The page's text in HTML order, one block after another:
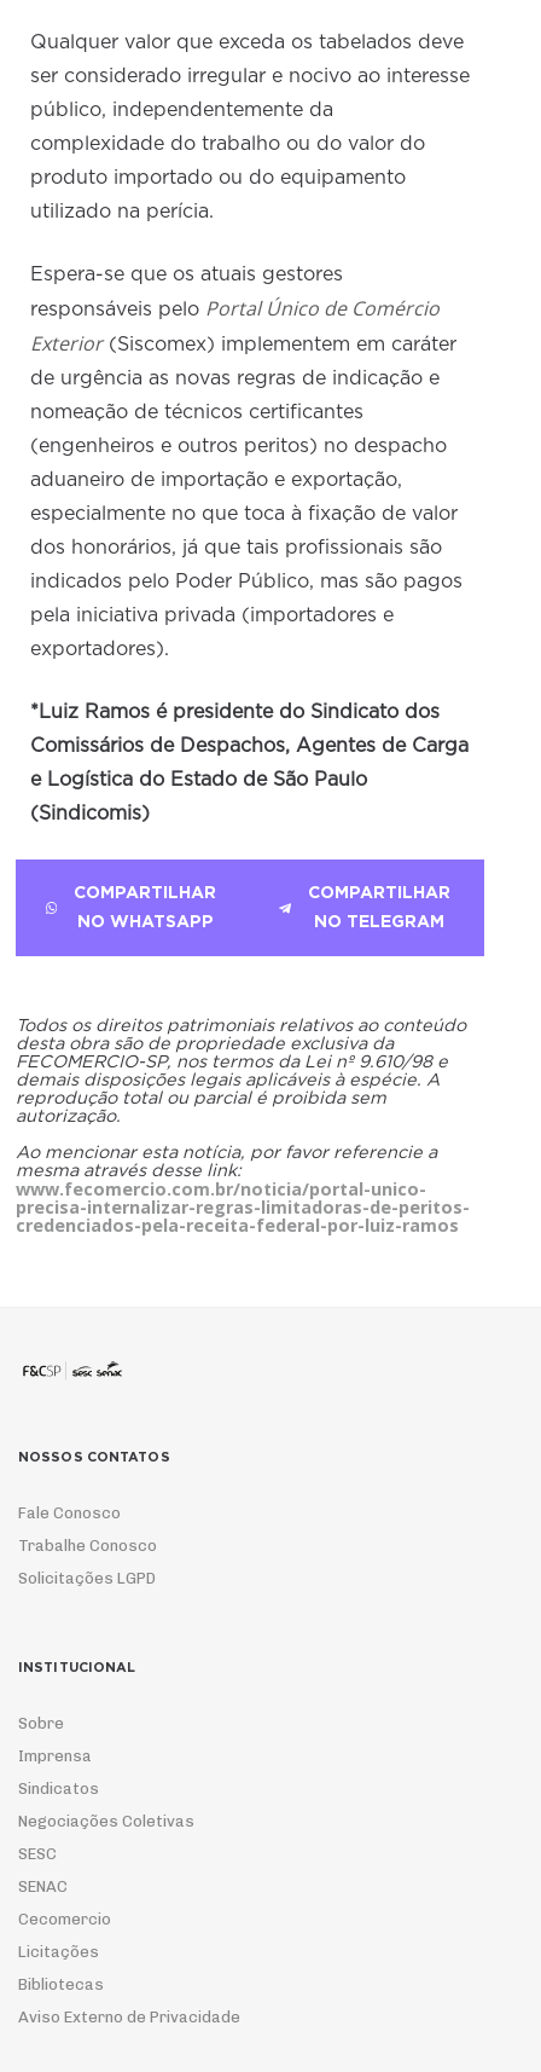
Qualquer valor que exceda os tabelados deve
ser considerado irregular e nocivo ao interesse
público, independentemente da
complexidade do trabalho ou do valor do
produto importado ou do equipamento
utilizado na perícia.
Espera-se que os atuais gestores
responsáveis pelo Portal Único de Comércio
Exterior(Siscomex) implementem em caráter
de urgência as novas regras de indicação e
nomeação de técnicos certificantes
(engenheiros e outros peritos) no despacho
aduaneiro de importação e exportação,
especialmente no que toca à fixação de valor
dos honorários, já que tais profissionais são
indicados pelo Poder Público, mas são pagos
pela iniciativa privada (importadores e
exportadores).
*Luiz Ramos é presidente do Sindicato dos
Comissários de Despachos, Agentes de Carga
e Logística do Estado de São Paulo
(Sindicomis)
COMPARTILHAR
NO WHATSAPP
COMPARTILHAR
NO TELEGRAM
Todos os direitos patrimoniais relativos ao conteúdo
desta obra são de propriedade exclusiva da
FECOMERCIO-SP, nos termos da Lei nº 9.610/98 e
demais disposições legais aplicáveis à espécie. A
reprodução total ou parcial é proibida sem
autorização.
Ao mencionar esta notícia, por favor referencie a
mesma através desse link:
www.fecomercio.com.br/noticia/portal-unico-
precisa-internalizar-regras-limitadoras-de-peritos-
credenciados-pela-receita-federal-por-luiz-ramos
NOSSOS CONTATOS
Fale Conosco
Trabalhe Conosco
Solicitações LGPD
INSTITUCIONAL
Sobre
Imprensa
Sindicatos
Negociações Coletivas
SESC
SENAC
Cecomercio
Licitações
Bibliotecas
Aviso Externo de Privacidade